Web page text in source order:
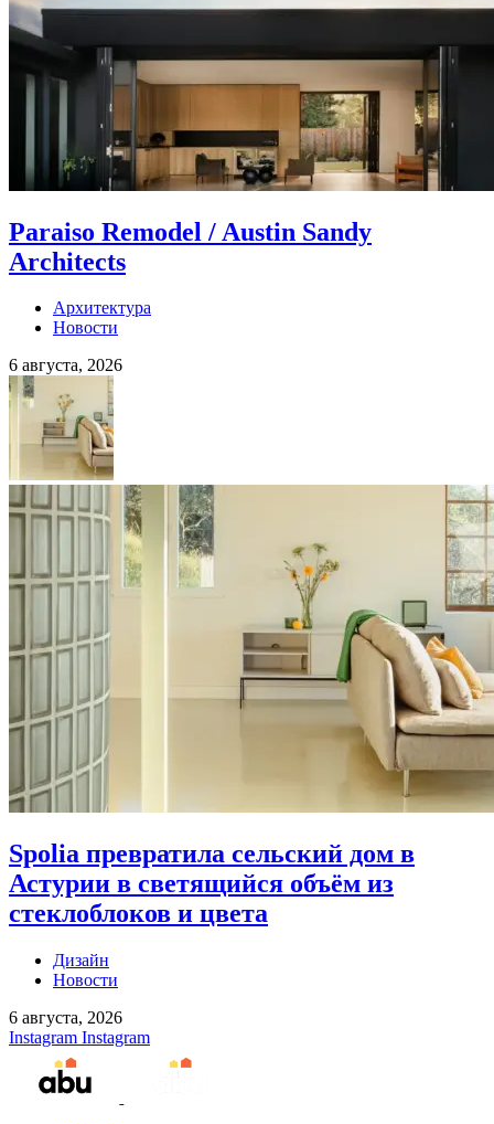
Paraiso Remodel / Austin Sandy
Architects
Архитектура
Новости
6 августа, 2026
Spolia превратила сельский дом в
Астурии в светящийся объём из
стеклоблоков и цвета
Дизайн
Новости
6 августа, 2026
Instagram Instagram